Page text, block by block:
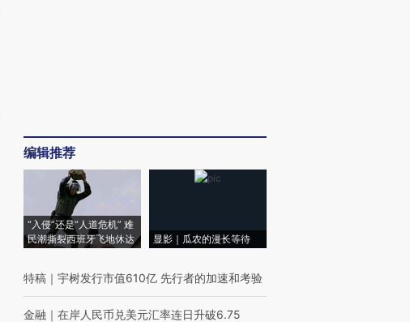
编辑推荐
“入侵”还是“人道危机” 难
民潮撕裂西班牙飞地休达
显影｜瓜农的漫长等待
特稿 ｜ 宇树发行市值610亿 先行者的加速和考验
金融 ｜ 在岸人民币兑美元汇率连日升破6.75